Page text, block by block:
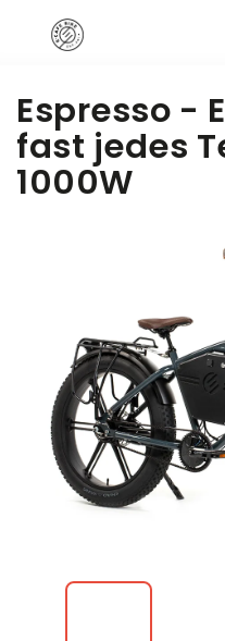
Espresso -
fast jedes
1000W